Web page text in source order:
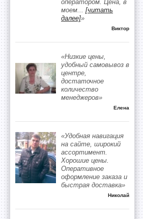
оператором. Цена, в
моем... [читать
далее]»
Виктор
«Низкие цены,
удобный самовывоз в
центре,
достаточное
количество
менеджеров»
Елена
«Удобная навигация
на сайте, широкий
ассортимент.
Хорошие цены.
Оперативное
оформление заказа и
быстрая доставка»
Николай